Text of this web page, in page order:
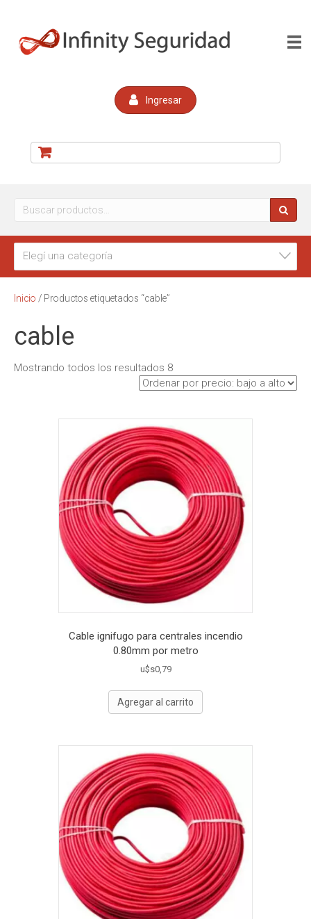
Ingresar
Buscar
Elegí una categoría
Inicio / Productos etiquetados “cable”
cable
Mostrando todos los resultados 8
Cable ignifugo para centrales incendio
0.80mm por metro
u$s0,79
Agregar al carrito